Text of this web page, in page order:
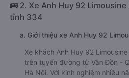
🚌 2. Xe Anh Huy 92
tỉnh 334
a. Giới thiệu xe Anh Huy 92
Xe khách Anh Huy 92
trên tuyến đường từ Vân Đồn -
Hà Nội. Với kinh nghiệm nhiều